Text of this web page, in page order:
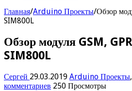
Главная/Arduino Проекты/Обзор
SIM800L
Обзор модуля GSM,
SIM800L
Сергей 29.03.2019 Arduino Проекты,
комментариев 250 Просмотры